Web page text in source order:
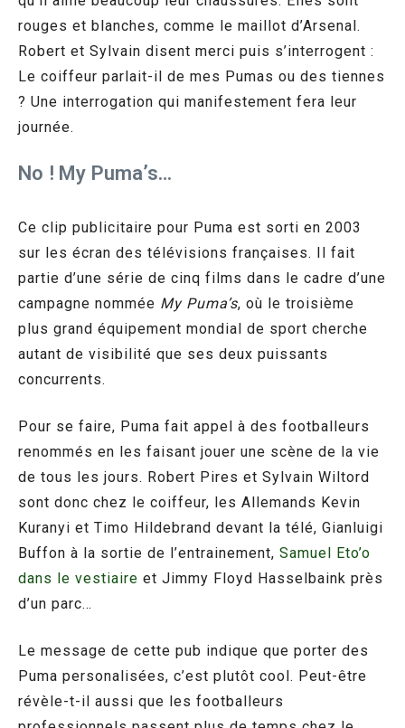
rouges et blanches, comme le maillot d’Arsenal.
Robert et Sylvain disent merci puis s’interrogent :
Le coiffeur parlait-il de mes Pumas ou des tiennes
? Une interrogation qui manifestement fera leur
journée.
No ! My Puma’s…
Ce clip publicitaire pour Puma est sorti en 2003
sur les écran des télévisions françaises. Il fait
partie d’une série de cinq films dans le cadre d’une
campagne nommée My Puma’s, où le troisième
plus grand équipement mondial de sport cherche
autant de visibilité que ses deux puissants
concurrents.
Pour se faire, Puma fait appel à des footballeurs
renommés en les faisant jouer une scène de la vie
de tous les jours. Robert Pires et Sylvain Wiltord
sont donc chez le coiffeur, les Allemands Kevin
Kuranyi et Timo Hildebrand devant la télé, Gianluigi
Buffon à la sortie de l’entrainement, Samuel Eto’o
dans le vestiaire et Jimmy Floyd Hasselbaink près
d’un parc…
Le message de cette pub indique que porter des
Puma personalisées, c’est plutôt cool. Peut-être
révèle-t-il aussi que les footballeurs